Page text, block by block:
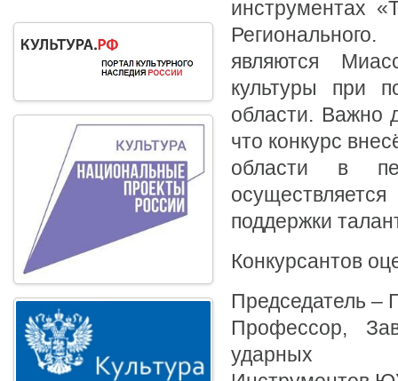
инструментах
являются
культуры при
области. Важно
что конкурс
области в
поддержки
Конкурсантов
Председатель –
Профессор,
ударных